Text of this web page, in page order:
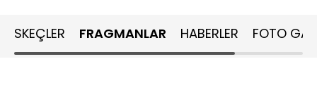
SKEÇLER FRAGMANLAR HABERLER FOTO